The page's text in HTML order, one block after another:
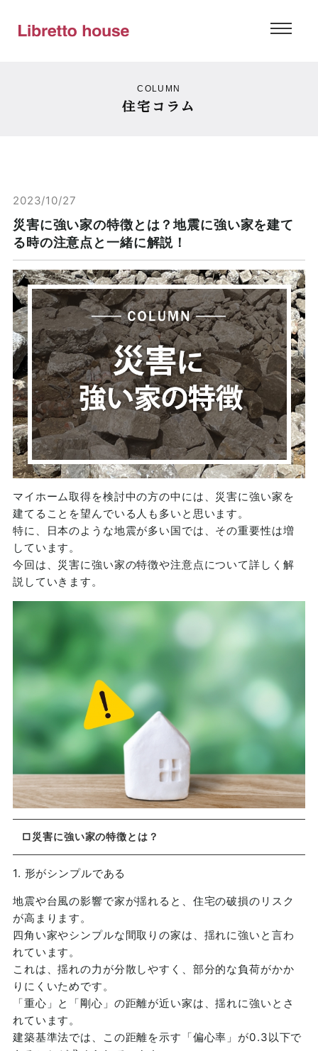
COLUMN
住宅コラム
2023/10/27
災害に強い家の特徴とは？地震に強い家を建て
る時の注意点と一緒に解説！
マイホーム取得を検討中の方の中には、災害に強い家を
建てることを望んでいる人も多いと思います。
特に、日本のような地震が多い国では、その重要性は増
しています。
今回は、災害に強い家の特徴や注意点について詳しく解
説していきます。
□災害に強い家の特徴とは？
1. 形がシンプルである
地震や台風の影響で家が揺れると、住宅の破損のリスク
が高まります。
四角い家やシンプルな間取りの家は、揺れに強いと言わ
れています。
これは、揺れの力が分散しやすく、部分的な負荷がかか
りにくいためです。
「重心」と「剛心」の距離が近い家は、揺れに強いとさ
れています。
建築基準法では、この距離を示す「偏心率」が0.3以下で